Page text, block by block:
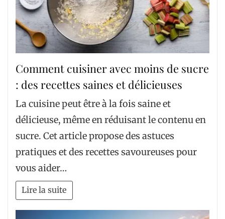
Comment cuisiner avec moins de sucre
: des recettes saines et délicieuses
La cuisine peut être à la fois saine et
délicieuse, même en réduisant le contenu en
sucre. Cet article propose des astuces
pratiques et des recettes savoureuses pour
vous aider…
Lire la suite